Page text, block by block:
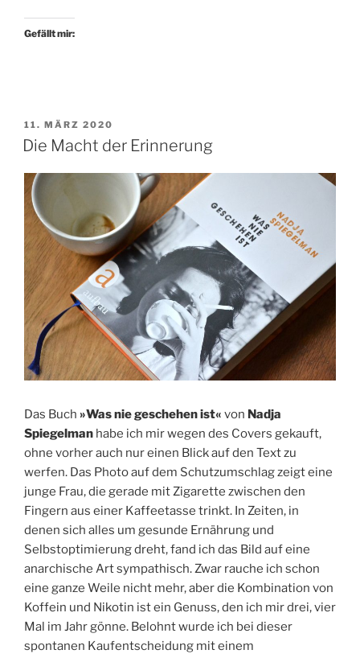
Gefällt mir:
VERÖFFENTLICHT
AM
11. MÄRZ 2020
Die Macht der Erinnerung
Das Buch »Was nie geschehen ist« von Nadja
Spiegelman habe ich mir wegen des Covers gekauft,
ohne vorher auch nur einen Blick auf den Text zu
werfen. Das Photo auf dem Schutzumschlag zeigt eine
junge Frau, die gerade mit Zigarette zwischen den
Fingern aus einer Kaffeetasse trinkt. In Zeiten, in
denen sich alles um gesunde Ernährung und
Selbstoptimierung dreht, fand ich das Bild auf eine
anarchische Art sympathisch. Zwar rauche ich schon
eine ganze Weile nicht mehr, aber die Kombination von
Koffein und Nikotin ist ein Genuss, den ich mir drei, vier
Mal im Jahr gönne. Belohnt wurde ich bei dieser
spontanen Kaufentscheidung mit einem